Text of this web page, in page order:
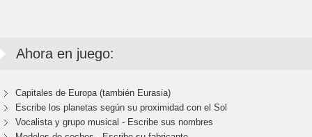
Ahora en juego:
Capitales de Europa (también Eurasia)
Escribe los planetas según su proximidad con el Sol
Vocalista y grupo musical - Escribe sus nombres